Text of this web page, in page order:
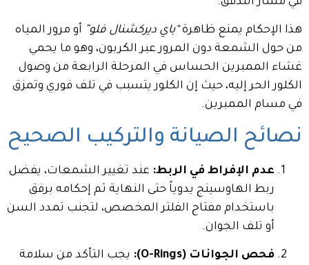
هذا الإحكام يمنع ظاهرة“باي ديركشنال فلو” أو مرور المياه
من حول الشمعة دون المرور عبر الكربون، وهو ما يحمي
غشاء الممبرين الحساس في المرحلة الرابعة من وصول
الكلور الحر إليه، حيث إن الكلور يتسبب في تلف فوري وتمزق
في مسام الممبرين.
نصائح الصيانة والتركيب الصحيح
عدم الإفراط في الربط: عند تغيير الشمعات، يفضل
ربط الهاوسينج يدوياً حتى النهاية ثم إحكامه برفق
باستخدام مفتاح الفلتر المخصص، لتجنب تمدد السن
أو تلف الجوان.
فحص الجوانات (O-Rings):
يجب التأكد من سلامة